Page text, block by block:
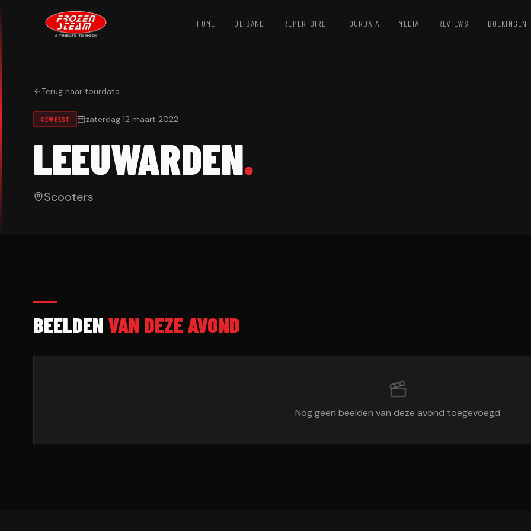
HOME DE BAND REPERTOIRE TOURDATA MEDIA REVIEWS BOEKINGEN
Terug naar tourdata
GEWEEST zaterdag 12 maart 2022
LEEUWARDEN.
Scooters
BEELDEN VAN DEZE AVOND
Nog geen beelden van deze avond toegevoegd.